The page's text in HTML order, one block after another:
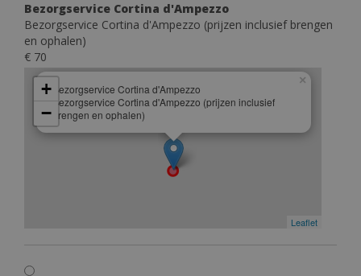
Bezorgservice Cortina d'Ampezzo
Bezorgservice Cortina d'Ampezzo (prijzen inclusief brengen
en ophalen)
€ 70
Bezorgservice Cortina d'Ampezzo
Bezorgservice Cortina d'Ampezzo (prijzen inclusief
brengen en ophalen)
×
+
−
Leaflet